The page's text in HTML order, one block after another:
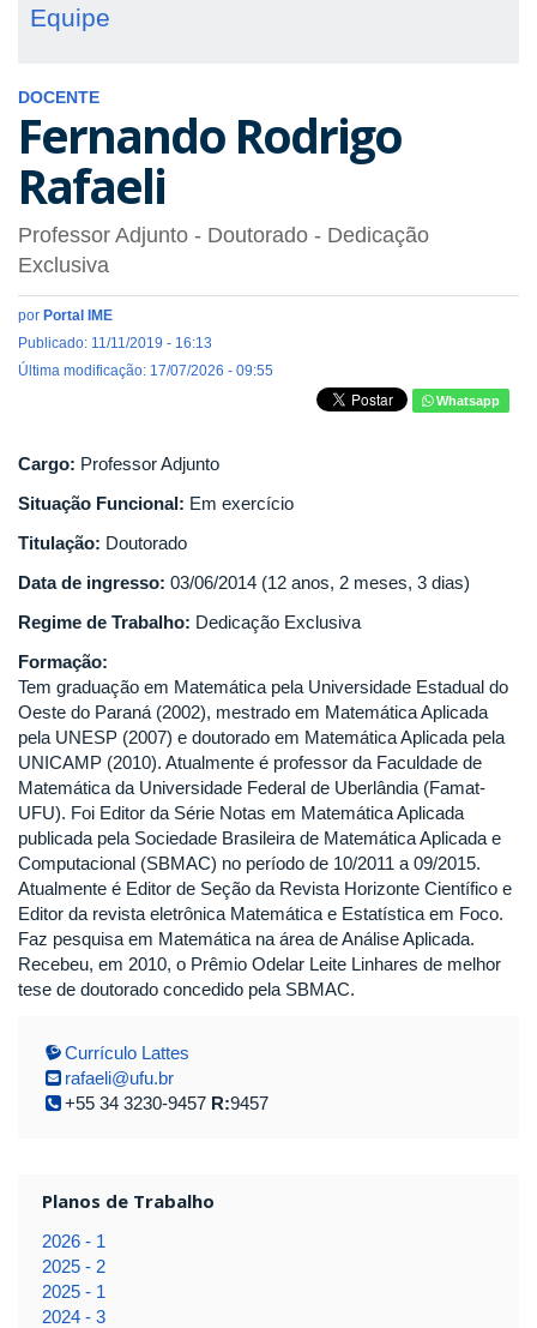
Equipe
DOCENTE
Fernando Rodrigo
Rafaeli
Professor Adjunto - Doutorado - Dedicação
Exclusiva
por Portal IME
Publicado: 11/11/2019 - 16:13
Última modificação: 17/07/2026 - 09:55
Whatsapp
Cargo: Professor Adjunto
Situação Funcional: Em exercício
Titulação: Doutorado
Data de ingresso: 03/06/2014 (12 anos, 2 meses, 3 dias)
Regime de Trabalho: Dedicação Exclusiva
Formação:
Tem graduação em Matemática pela Universidade Estadual do
Oeste do Paraná (2002), mestrado em Matemática Aplicada
pela UNESP (2007) e doutorado em Matemática Aplicada pela
UNICAMP (2010). Atualmente é professor da Faculdade de
Matemática da Universidade Federal de Uberlândia (Famat-
UFU). Foi Editor da Série Notas em Matemática Aplicada
publicada pela Sociedade Brasileira de Matemática Aplicada e
Computacional (SBMAC) no período de 10/2011 a 09/2015.
Atualmente é Editor de Seção da Revista Horizonte Científico e
Editor da revista eletrônica Matemática e Estatística em Foco.
Faz pesquisa em Matemática na área de Análise Aplicada.
Recebeu, em 2010, o Prêmio Odelar Leite Linhares de melhor
tese de doutorado concedido pela SBMAC.
Currículo Lattes
rafaeli@ufu.br
+55 34 3230-9457 R:9457
Planos de Trabalho
2026 - 1
2025 - 2
2025 - 1
2024 - 3